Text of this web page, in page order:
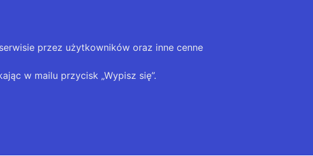
przez użytkowników oraz inne cenne
w mailu przycisk „Wypisz się”.